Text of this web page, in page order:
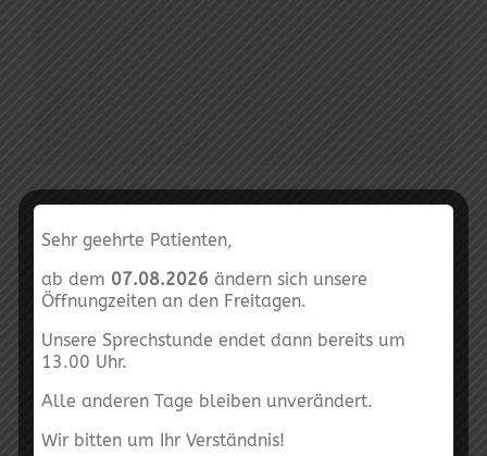
Sehr geehrte Patienten,
ab dem 07.08.2026 ändern sich unsere
Öffnungzeiten an den Freitagen.
Unsere Sprechstunde endet dann bereits um
13.00 Uhr.
Alle anderen Tage bleiben unverändert.
Wir bitten um Ihr Verständnis!